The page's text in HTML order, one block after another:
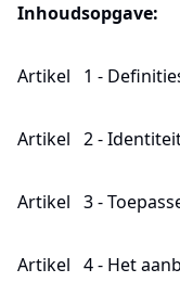
Inhoudsopgave:
Artikel 1 -
Artikel 2 -
Artikel 3 -
Artikel 4 - Het